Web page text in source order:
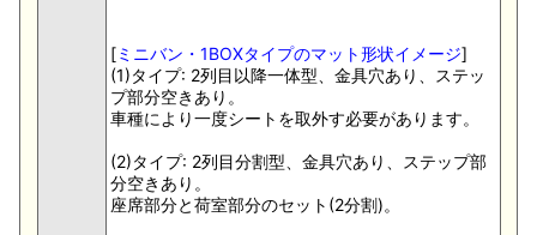
[ミニバン・1BOXタイプのマット形状イメージ]
(1)タイプ: 2列目以降一体型、金具穴あり、ステッ
プ部分空きあり。
車種により一度シートを取外す必要があります。
(2)タイプ: 2列目分割型、金具穴あり、ステップ部
分空きあり。
座席部分と荷室部分のセット(2分割)。